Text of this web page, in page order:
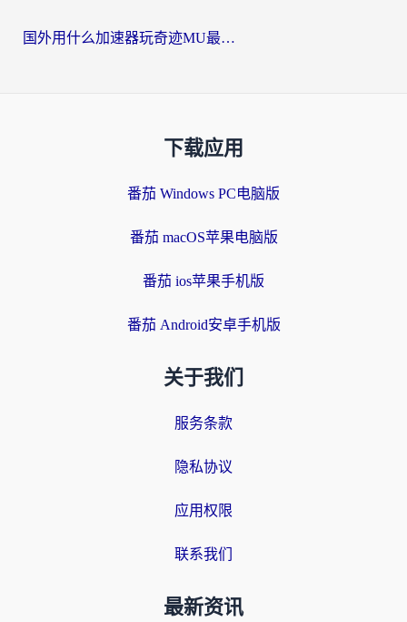
国外用什么加速器玩奇迹MU最好？2026海外玩家国服游戏加速全攻略
下载应用
番茄 Windows PC电脑版
番茄 macOS苹果电脑版
番茄 ios苹果手机版
番茄 Android安卓手机版
关于我们
服务条款
隐私协议
应用权限
联系我们
最新资讯